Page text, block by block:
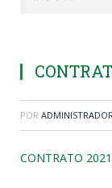
POR
CONTRATO